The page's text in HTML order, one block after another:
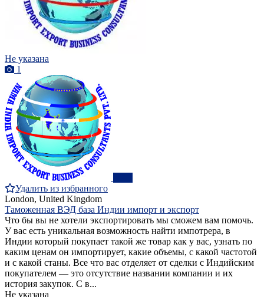
Не указана
1
Удалить из избранного
London, United Kingdom
Таможенная ВЭД база Индии импорт и экспорт
Что бы вы не хотели экспортировать мы сможем вам помочь.
У вас есть уникальная возможность найти импотрера, в
Индии который покупает такой же товар как у вас, узнать по
каким ценам он импортирует, какие объемы, с какой частотой
и с какой станы. Все что вас отделяет от сделки с Индийским
покупателем — это отсутствие названии компании и их
история закупок. С в...
Не указана